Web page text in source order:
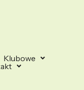
Klubowe